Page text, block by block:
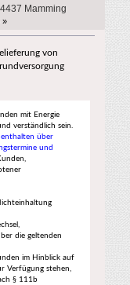
Mamming
»
von
mit Energie
verständlich sein.
enthalten über
und
die geltenden
im Hinblick auf
Verfügung stehen,
§ 111b